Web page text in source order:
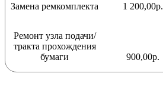
Замена ремкомплекта 1 200,00р.
Ремонт узла подачи/
тракта прохождения
бумаги
900,00р.